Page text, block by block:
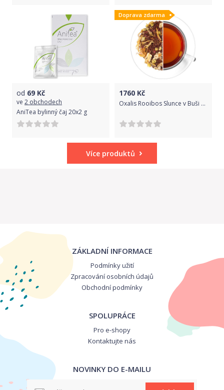
od 69 Kč
ve 2 obchodech
AniTea bylinný čaj 20x2 g
Doprava zdarma
1760 Kč
Oxalis Rooibos Slunce v Buši 1 kg 1 kg
Více produktů
ZÁKLADNÍ INFORMACE
Podmínky užití
Zpracování osobních údajů
Obchodní podmínky
SPOLUPRÁCE
Pro e-shopy
Kontaktujte nás
NOVINKY DO E-MAILU